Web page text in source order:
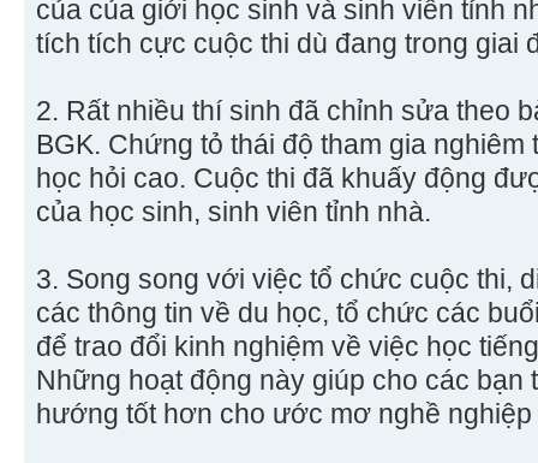
của của giới học sinh và sinh viên tỉnh
tích tích cực cuộc thi dù đang trong giai
2. Rất nhiều thí sinh đã chỉnh sửa theo
BGK. Chứng tỏ thái độ tham gia nghiêm
học hỏi cao. Cuộc thi đã khuấy động
của học sinh, sinh viên tỉnh nhà.
3. Song song với việc tổ chức cuộc thi,
các thông tin về du học, tổ chức các
để trao đổi kinh nghiệm về việc học
Những hoạt động này giúp cho các bạn
hướng tốt hơn cho ước mơ nghề